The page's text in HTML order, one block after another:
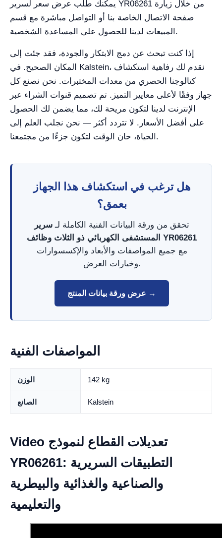
يمكنك طلب عرض سعر لسرير YR06261 من خلال زيارة
صفحة الاتصال الخاصة بنا أو التواصل مباشرة مع قسم
المبيعات لدينا للحصول على المساعدة الشخصية.
إذا كنت تبحث عن دمج الابتكار والجودة، فقد جئت إلى
المكان الصحيح. في Kalstein، نقدم لك رفاهية استكشاف
كتالوجنا الحصري من معدات المختبرات. نحن نصنع كل
جهاز وفقًا لأعلى معايير التميز. تم تصميم قنوات الشراء عبر
الإنترنت لدينا لتكون مريحة لك، مما يضمن لك الحصول
على أفضل الأسعار. لا تتردد أكثر — نحن نجلب العلم إلى
الحياة، حان الوقت لتكون جزءًا من مجتمعنا.
هل ترغب في استكشاف هذا الجهاز
بعمق؟
تحقق من ورقة البيانات الفنية الكاملة لـ سرير
المستشفى الكهربائي ذو الثلاث وظائف YR06261
مع جميع المواصفات والأبعاد والإكسسوارات
وخيارات العرض.
عرض ورقة بيانات المنتج →
المواصفات الفنية
الوزن 142 kg
الصانع Kalstein
Video تعديلات القطاع لنموذج
YR06261: التطبيقات السريرية
والصناعية والغذائية والبيطرية
والتعليمية